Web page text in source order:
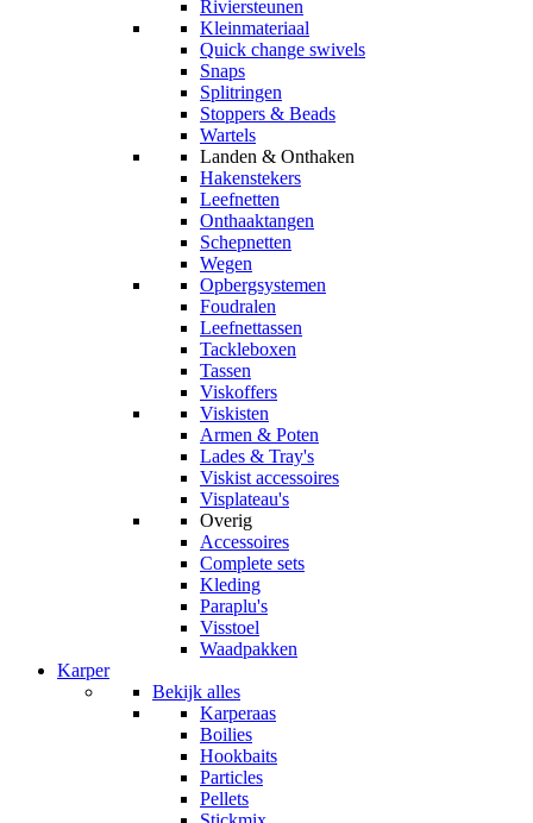
Riviersteunen
Kleinmateriaal
Quick change swivels
Snaps
Splitringen
Stoppers & Beads
Wartels
Landen & Onthaken
Hakenstekers
Leefnetten
Onthaaktangen
Schepnetten
Wegen
Opbergsystemen
Foudralen
Leefnettassen
Tackleboxen
Tassen
Viskoffers
Viskisten
Armen & Poten
Lades & Tray's
Viskist accessoires
Visplateau's
Overig
Accessoires
Complete sets
Kleding
Paraplu's
Visstoel
Waadpakken
Karper
Bekijk alles
Karperaas
Boilies
Hookbaits
Particles
Pellets